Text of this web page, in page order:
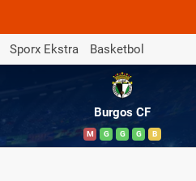
Sporx Ekstra Basketbol
Burgos CF
M G G G B